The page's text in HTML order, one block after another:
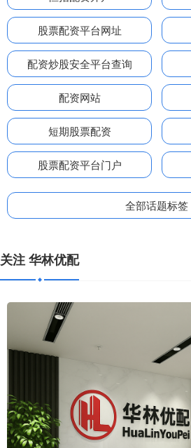
股票配资平台网址
配资炒股安全平台查询
配资网站
短期股票配资
股票配资平台门户
全部话题标签
关注 华林优配